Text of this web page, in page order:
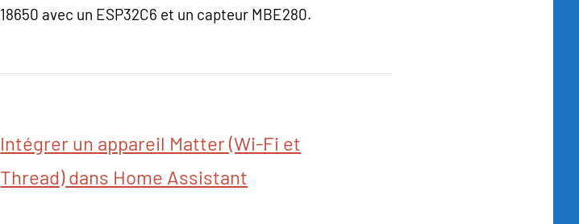
18650 avec un ESP32C6 et un capteur MBE280.
Intégrer un appareil Matter (Wi-Fi et
Thread) dans Home Assistant